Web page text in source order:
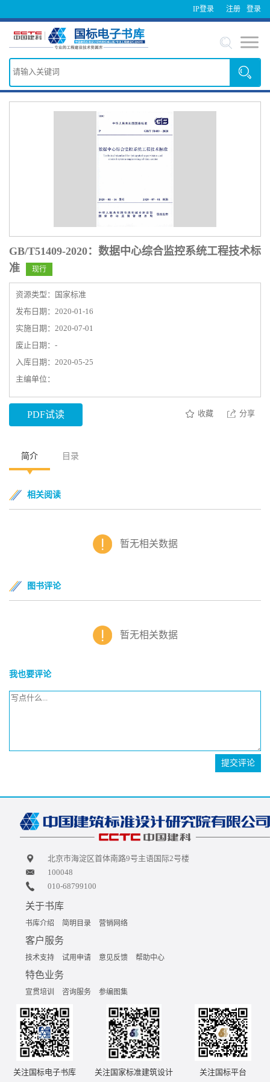
IP登录 登录
注册
GB/T51409-2020：数据中心综合监控系统工程技术标
准
现行
资源类型：国家标准
发布日期：2020-01-16
实施日期：2020-07-01
废止日期：-
入库日期：2020-05-25
主编单位：
PDF试读 收藏 分享
简介 目录
相关阅读
暂无相关数据
图书评论
暂无相关数据
我也要评论
提交评论
北京市海淀区首体南路9号主语国际2号楼
100048
010-68799100
关于书库
书库介绍 简明目录 营销网络
客户服务
技术支持 试用申请 意见反馈 帮助中心
特色业务
宣贯培训 咨询服务 参编图集
关注国标电子书库 关注国家标准建筑设计 关注国标平台